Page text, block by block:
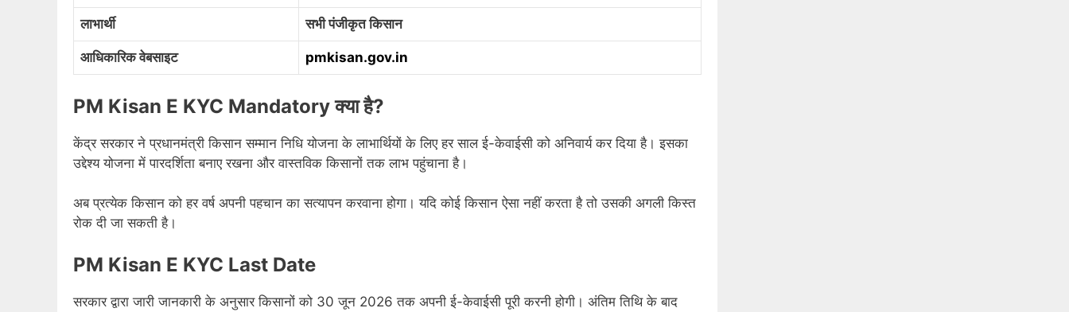
लाभार्थी सभी पंजीकृत किसान
आधिकारिक वेबसाइट pmkisan.gov.in
PM Kisan E KYC Mandatory क्या है?
केंद्र सरकार ने प्रधानमंत्री किसान सम्मान निधि योजना के लाभार्थियों के लिए हर साल ई-केवाईसी को अनिवार्य कर दिया है। इसका
उद्देश्य योजना में पारदर्शिता बनाए रखना और वास्तविक किसानों तक लाभ पहुंचाना है।
अब प्रत्येक किसान को हर वर्ष अपनी पहचान का सत्यापन करवाना होगा। यदि कोई किसान ऐसा नहीं करता है तो उसकी अगली किस्त
रोक दी जा सकती है।
PM Kisan E KYC Last Date
सरकार द्वारा जारी जानकारी के अनुसार किसानों को 30 जून 2026 तक अपनी ई-केवाईसी पूरी करनी होगी। अंतिम तिथि के बाद